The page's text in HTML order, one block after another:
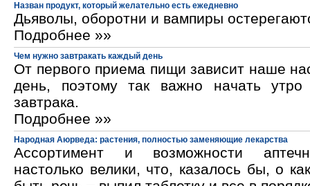
Назван продукт, который желательно есть ежедневно
Дьяволы, оборотни и вампиры
Подробнее »»
Чем нужно завтракать каждый день
От первого приема пищи зависит наше
день, поэтому так важно начать утро
завтрака.
Подробнее »»
Народная Аюрведа: растения, полностью заменяющие лекарства
Ассортимент и возможности
настолько велики, что, казалось бы, о